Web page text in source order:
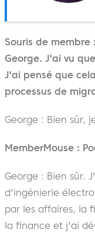
Souris de membre :
George. J'ai vu
J'ai pensé que
processus de
George : Bien sûr,
MemberMouse :
George : Bien sûr.
d'ingénierie
par les affaires, la
la finance et j'ai